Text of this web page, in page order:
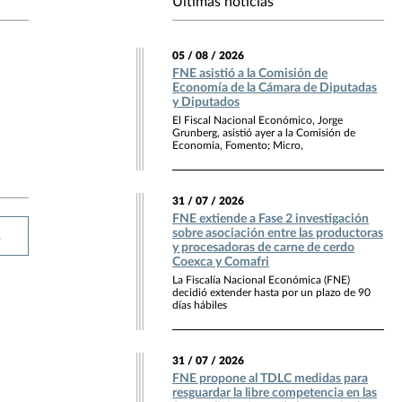
05 / 08 / 2026
FNE asistió a la Comisión de
Economía de la Cámara de Diputadas
y Diputados
El Fiscal Nacional Económico, Jorge
Grunberg, asistió ayer a la Comisión de
Economía, Fomento; Micro,
31 / 07 / 2026
FNE extiende a Fase 2 investigación
sobre asociación entre las productoras
y procesadoras de carne de cerdo
Coexca y Comafri
La Fiscalía Nacional Económica (FNE)
decidió extender hasta por un plazo de 90
días hábiles
31 / 07 / 2026
FNE propone al TDLC medidas para
resguardar la libre competencia en las